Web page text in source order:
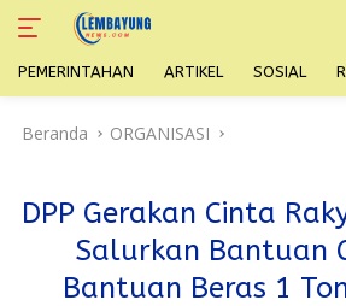
PEMERINTAHAN ARTIKEL SOSIAL
Beranda ORGANISASI
DPP Gerakan Cinta
Salurkan Bantuan
Bantuan Beras 1